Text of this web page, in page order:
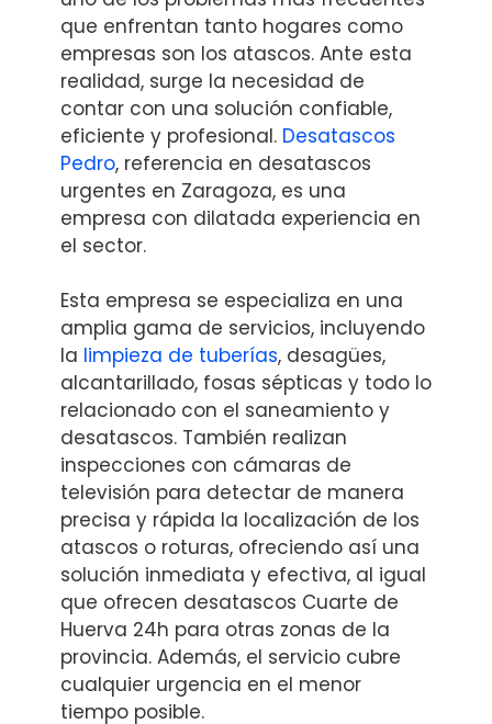
que enfrentan tanto hogares como
empresas son los atascos. Ante esta
realidad, surge la necesidad de
contar con una solución confiable,
eficiente y profesional. Desatascos
Pedro, referencia en desatascos
urgentes en Zaragoza, es una
empresa con dilatada experiencia en
el sector.
Esta empresa se especializa en una
amplia gama de servicios, incluyendo
la limpieza de tuberías, desagües,
alcantarillado, fosas sépticas y todo lo
relacionado con el saneamiento y
desatascos. También realizan
inspecciones con cámaras de
televisión para detectar de manera
precisa y rápida la localización de los
atascos o roturas, ofreciendo así una
solución inmediata y efectiva, al igual
que ofrecen desatascos Cuarte de
Huerva 24h para otras zonas de la
provincia. Además, el servicio cubre
cualquier urgencia en el menor
tiempo posible.